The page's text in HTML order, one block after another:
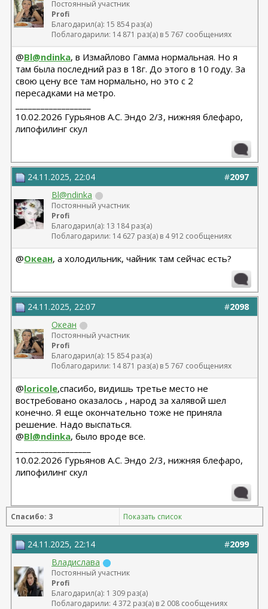
Постоянный участник
Profi
Благодарил(а): 15 854 раз(а)
Поблагодарили: 14 871 раз(а) в 5 767 сообщениях
@Bl@ndinka, в Измайлово Гамма нормальная. Но я
там была последний раз в 18г. До этого в 10 году. За
свою цену все там нормально, но это с 2
пересадками на метро.
10.02.2026 Гурьянов А.С. Эндо 2/3, нижняя блефаро,
липофилинг скул
#2097
24.11.2025, 22:04
Bl@ndinka
Постоянный участник
Profi
Благодарил(а): 13 184 раз(а)
Поблагодарили: 14 627 раз(а) в 4 912 сообщениях
@Океан, а холодильник, чайник там сейчас есть?
#2098
24.11.2025, 22:07
Океан
Постоянный участник
Profi
Благодарил(а): 15 854 раз(а)
Поблагодарили: 14 871 раз(а) в 5 767 сообщениях
@loricole,спасибо, видишь третье место не
востребовано оказалось , народ за халявой шел
конечно. Я еще окончательно тоже не приняла
решение. Надо выспаться.
@Bl@ndinka, было вроде все.
10.02.2026 Гурьянов А.С. Эндо 2/3, нижняя блефаро,
липофилинг скул
Спасибо: 3 Показать список
#2099
24.11.2025, 22:14
Владислава
Постоянный участник
Profi
Благодарил(а): 1 309 раз(а)
Поблагодарили: 4 372 раз(а) в 2 008 сообщениях